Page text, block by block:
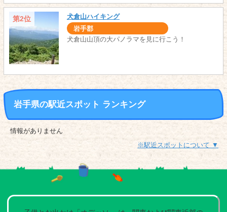
第2位 犬倉山ハイキング
岩手郡
犬倉山山頂の大パノラマを見に行こう！
岩手県の駅近スポット ランキング
情報がありません
※駅近スポットについて ▼